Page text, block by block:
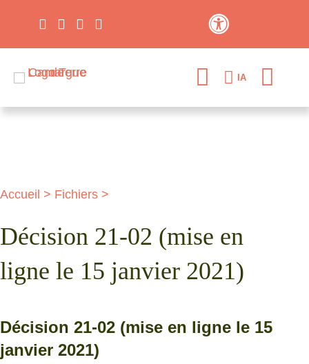
IA
Accueil > Fichiers >
Décision 21-02 (mise en
ligne le 15 janvier 2021)
Décision 21-02 (mise en ligne le 15
janvier 2021)